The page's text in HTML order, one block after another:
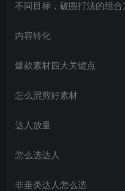
不同目标，破圈打法的组合
内容转化
爆款素材四大关键点
怎么混剪好素材
达人放量
怎么选达人
非垂类达人怎么选